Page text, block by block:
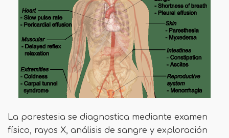
La parestesia se diagnostica mediante examen
físico, rayos X, análisis de sangre y exploración